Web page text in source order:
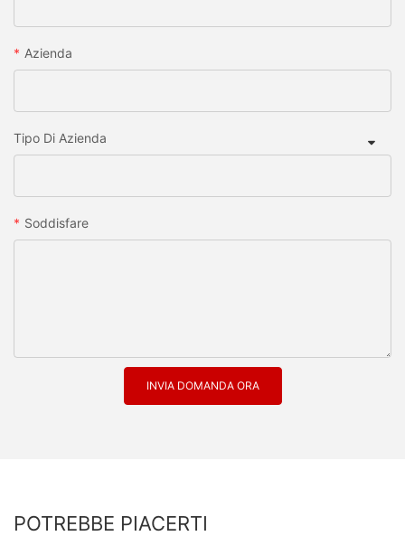
Azienda
Tipo Di Azienda
Soddisfare
INVIA DOMANDA ORA
POTREBBE PIACERTI